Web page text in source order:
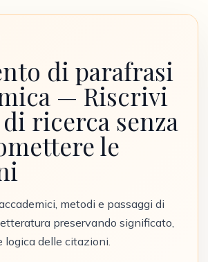
di parafrasi
— Riscrivi
ricerca senza
le
metodi e passaggi di
preservando significato,
logica delle citazioni.